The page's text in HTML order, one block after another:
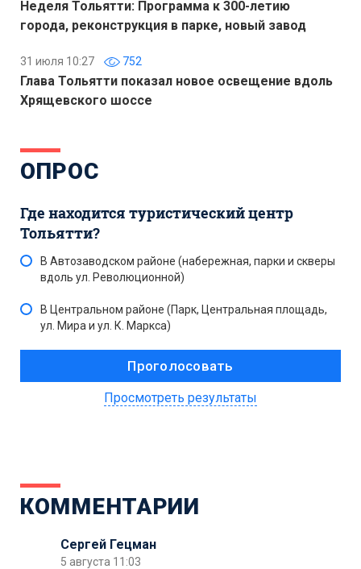
Неделя Тольятти: Программа к 300-летию
города, реконструкция в парке, новый завод
31 июля 10:27 752
Глава Тольятти показал новое освещение вдоль
Хрящевского шоссе
ОПРОС
Где находится туристический центр
Тольятти?
В Автозаводском районе (набережная, парки и скверы
вдоль ул. Революционной)
В Центральном районе (Парк, Центральная площадь,
ул. Мира и ул. К. Маркса)
Просмотреть результаты
КОММЕНТАРИИ
Сергей Гецман
5 августа 11:03